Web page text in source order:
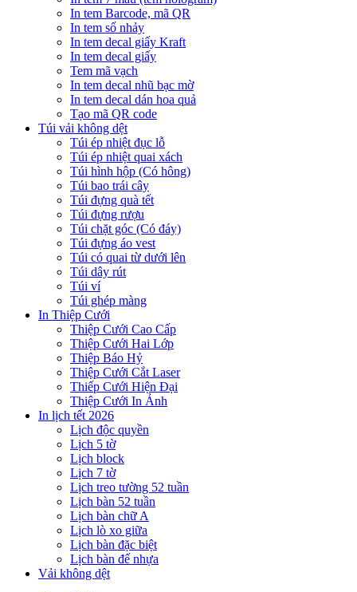
In tem Barcode, mã QR
In tem số nhảy
In tem decal giấy Kraft
In tem decal giấy
Tem mã vạch
In tem decal nhũ bạc mờ
In tem decal dán hoa quả
Tạo mã QR code
Túi vải không dệt
Túi ép nhiệt đục lỗ
Túi ép nhiệt quai xách
Túi hình hộp (Có hông)
Túi bao trái cây
Túi đựng quà tết
Túi đựng rượu
Túi chặt góc (Có đáy)
Túi đựng áo vest
Túi có quai từ dưới lên
Túi dây rút
Túi ví
Túi ghép màng
In Thiệp Cưới
Thiệp Cưới Cao Cấp
Thiệp Cưới Hai Lớp
Thiệp Báo Hỷ
Thiệp Cưới Cắt Laser
Thiếp Cưới Hiện Đại
Thiệp Cưới In Ảnh
In lịch tết 2026
Lịch độc quyền
Lịch 5 tờ
Lịch block
Lịch 7 tờ
Lịch treo tường 52 tuần
Lịch bàn 52 tuần
Lịch bàn chữ A
Lịch lò xo giữa
Lịch bàn đặc biệt
Lịch bàn đế nhựa
Vải không dệt